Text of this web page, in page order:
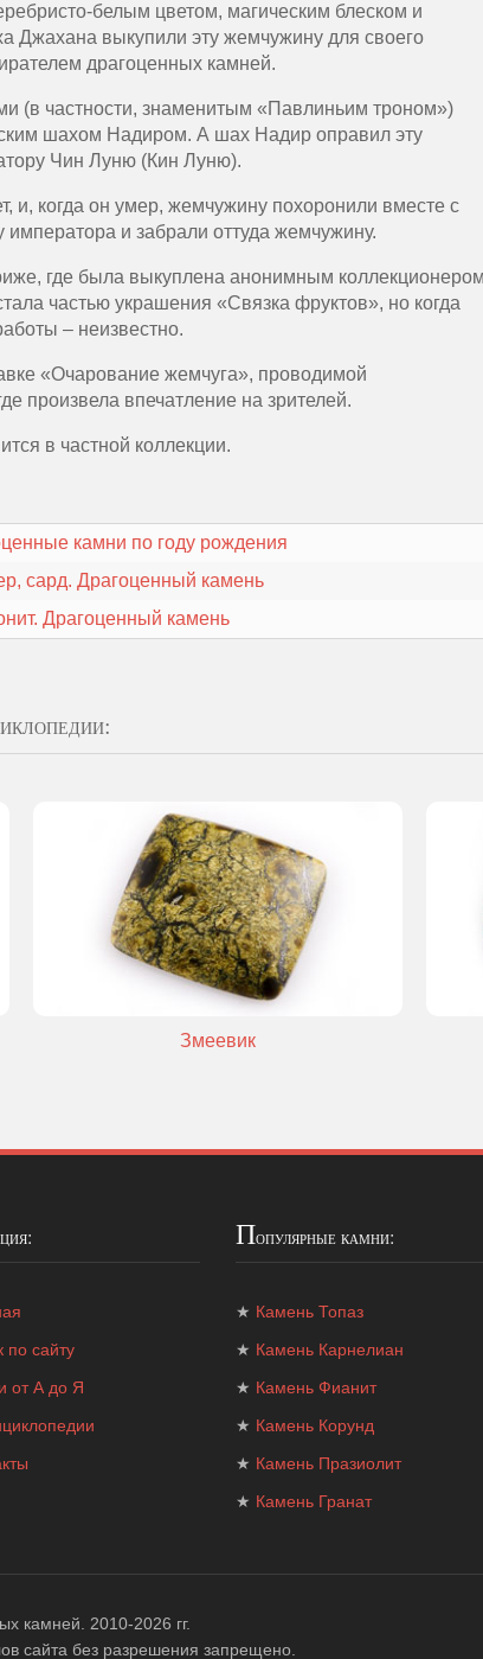
белым цветом, магическим блеском и
Джахана выкупили эту жемчужину для своего
драгоценных камней.
(в частности, знаменитым «Павлиньим троном»)
шахом Надиром. А шах Надир оправил эту
Чин Луню (Кин Луню).
и, когда он умер, жемчужину похоронили вместе с
и забрали оттуда жемчужину.
где была выкуплена анонимным
частью украшения «Связка фруктов», но когда
– неизвестно.
«Очарование жемчуга», проводимой
произвела впечатление на зрителей.
в частной коллекции.
камни по году рождения
сард. Драгоценный камень
Драгоценный камень
Змеевик
по сайту
от А до Я
Популярные камни:
★ Камень Топаз
★ Камень Карнелиан
★ Камень Фианит
★ Камень Корунд
★ Камень Празиолит
★ Камень Гранат
камней . 2010-2026 гг.
сайта без разрешения запрещено.